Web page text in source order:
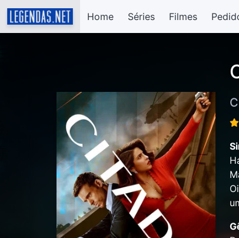
Home Séries Filmes